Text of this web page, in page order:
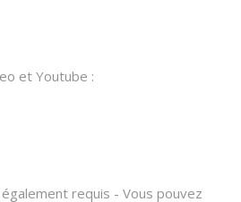
et Youtube :
requis - Vous pouvez